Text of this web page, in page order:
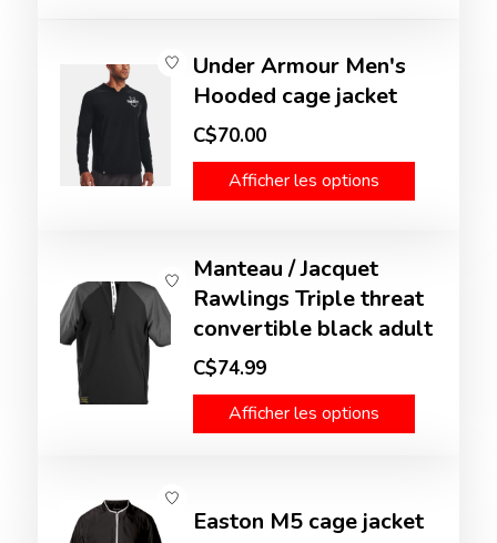
Under Armour Men's
Hooded cage jacket
C$70.00
Afficher les options
Manteau / Jacquet
Rawlings Triple threat
convertible black adult
C$74.99
Afficher les options
Easton M5 cage jacket